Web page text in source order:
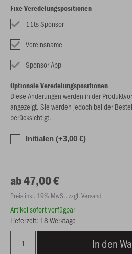
Fixe Veredelungspositionen
11ts Sponsor
Vereinsname
Sponsor App
Optionale Veredelungspositionen
Diese Änderungen werden in der
angezeigt. Sie werden jedoch bei der
berücksichtigt.
Initialen (+3,00 €)
ab 47,00 €
Preis inkl. 19% MwSt. zzgl. Versand
Artikel sofort verfügbar
Lieferzeit: 18 Werktage
In den